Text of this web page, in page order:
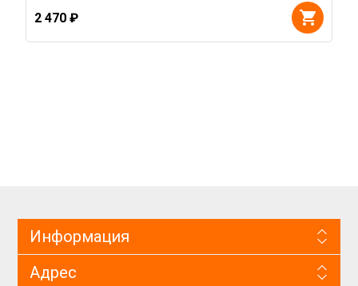
2 470 ₽
Информация
Адрес